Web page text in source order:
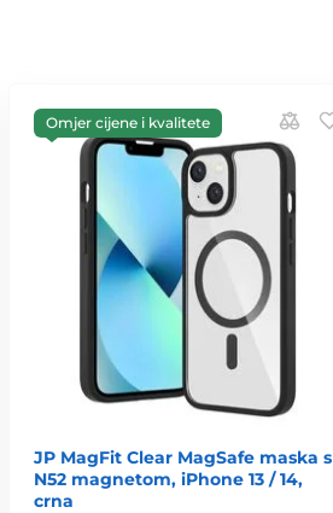
Omjer cijene i kvalitete
JP MagFit Clear MagSafe maska s
N52 magnetom, iPhone 13 / 14,
crna